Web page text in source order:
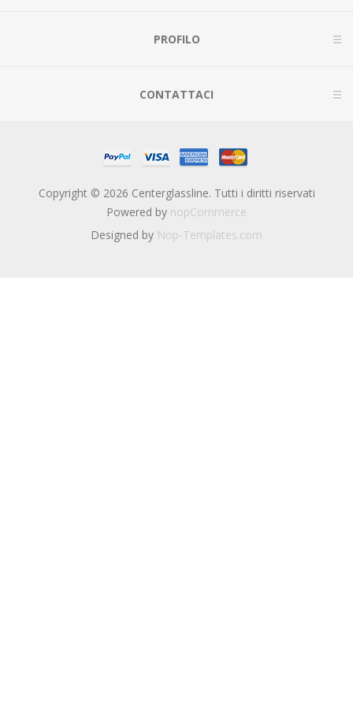
PROFILO
CONTATTACI
Copyright © 2026 Centerglassline. Tutti i diritti riservati
Powered by nopCommerce
Designed by Nop-Templates.com